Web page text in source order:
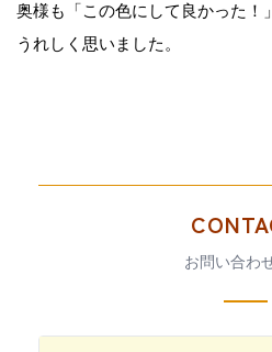
奥様も「この色にして良かった！
うれしく思いました。
お問い合わ